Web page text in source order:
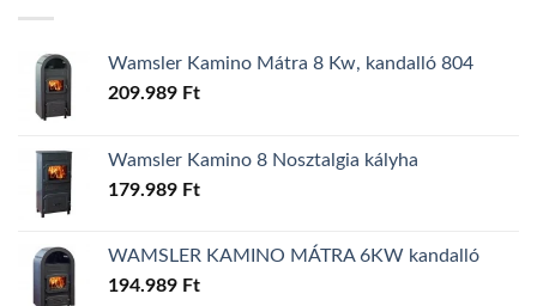
Wamsler Kamino Mátra 8 Kw, kandalló 804
209.989 Ft
Wamsler Kamino 8 Nosztalgia kályha
179.989 Ft
WAMSLER KAMINO MÁTRA 6KW kandalló
194.989 Ft